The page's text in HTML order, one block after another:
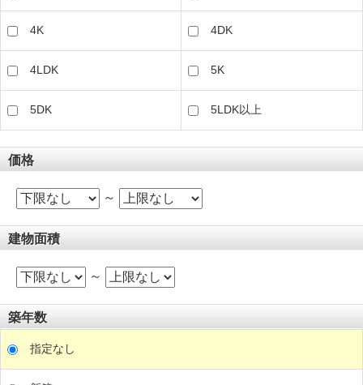
4K 4DK
4LDK 5K
5DK 5LDK以上
価格
～
建物面積
～
築年数
指定なし